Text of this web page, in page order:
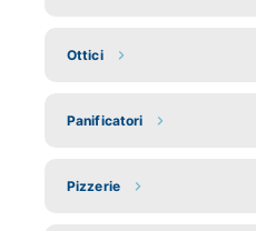
Ottici
Panificatori
Pizzerie